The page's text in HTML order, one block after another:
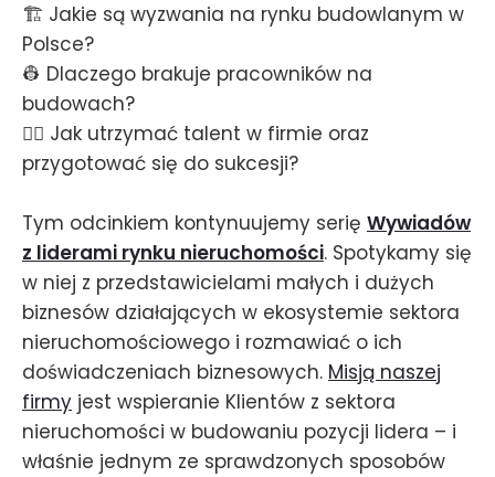
🏗️ Jakie są wyzwania na rynku budowlanym w
Polsce?
👷 Dlaczego brakuje pracowników na
budowach?
🦸‍♂️ Jak utrzymać talent w firmie oraz
przygotować się do sukcesji?
Tym odcinkiem kontynuujemy serię Wywiadów
z liderami rynku nieruchomości. Spotykamy się
w niej z przedstawicielami małych i dużych
biznesów działających w ekosystemie sektora
nieruchomościowego i rozmawiać o ich
doświadczeniach biznesowych. Misją naszej
firmy jest wspieranie Klientów z sektora
nieruchomości w budowaniu pozycji lidera – i
właśnie jednym ze sprawdzonych sposobów